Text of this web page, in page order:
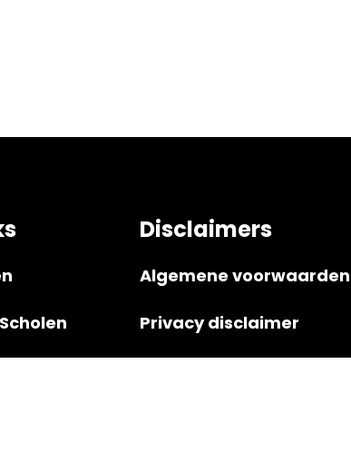
Disclaimers
Algemene voorwaarden
Privacy disclaimer